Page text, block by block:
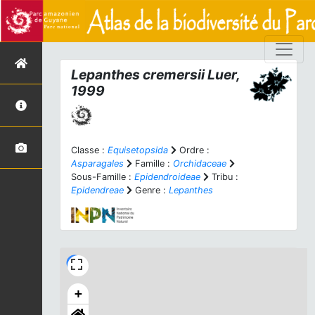
Lepanthes cremersiiLuer,
1999
Classe : Equisetopsida
Ordre :
Asparagales
Famille : Orchidaceae
Sous-Famille : Epidendroideae
Tribu :
Epidendreae
Genre : Lepanthes
+